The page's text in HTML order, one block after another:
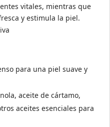
vitales, mientras que
y estimula la piel.
para una piel suave y
aceite de cártamo,
aceites esenciales para